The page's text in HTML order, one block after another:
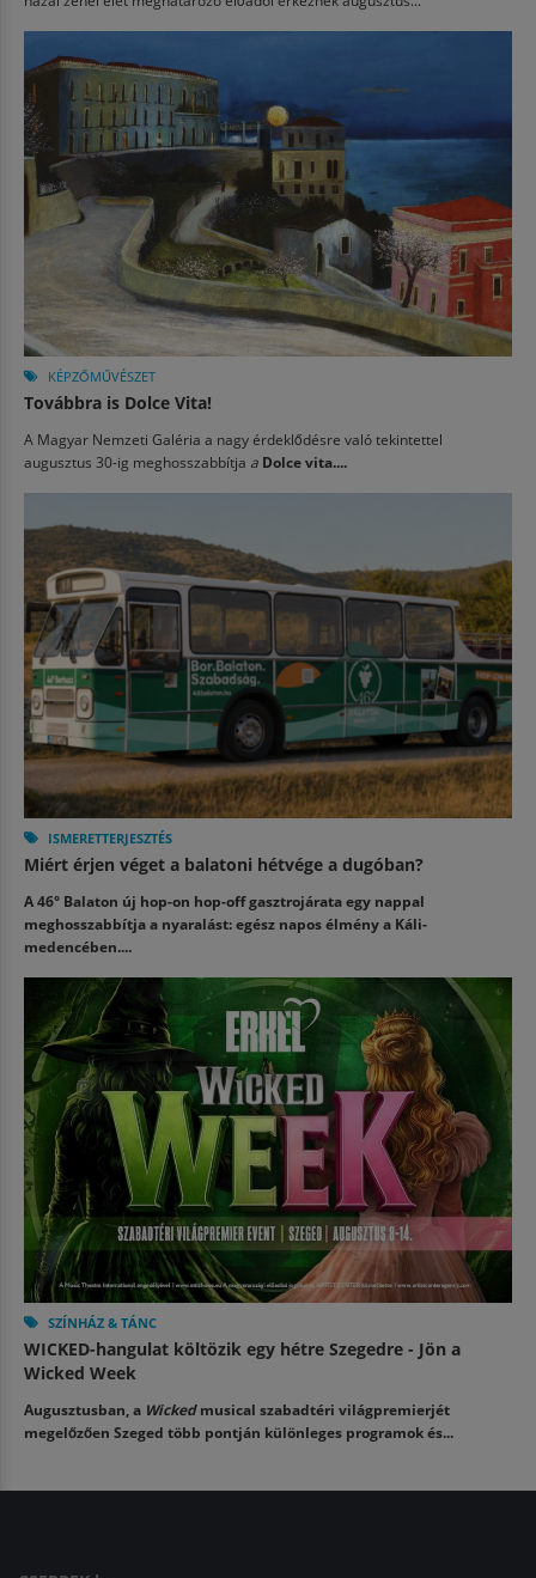
KÉPZŐMŰVÉSZET
Továbbra is Dolce Vita!
A Magyar Nemzeti Galéria a nagy érdeklődésre való tekintettel
augusztus 30-ig meghosszabbítja a Dolce vita....
ISMERETTERJESZTÉS
Miért érjen véget a balatoni hétvége a dugóban?
A 46° Balaton új hop-on hop-off gasztrojárata egy nappal
meghosszabbítja a nyaralást: egész napos élmény a Káli-
medencében....
SZÍNHÁZ & TÁNC
WICKED-hangulat költözik egy hétre Szegedre - Jön a
Wicked Week
Augusztusban, a Wickedmusical szabadtéri világpremierjét
megelőzően Szeged több pontján különleges programok és...